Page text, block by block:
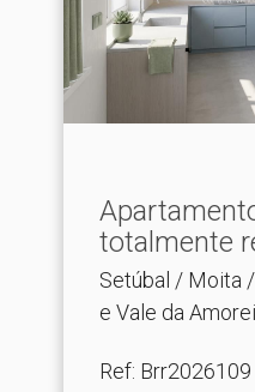
totalmente remodelado na
Baix.​..
Setúbal / Moita
e Vale da
Ref: Brr2026109